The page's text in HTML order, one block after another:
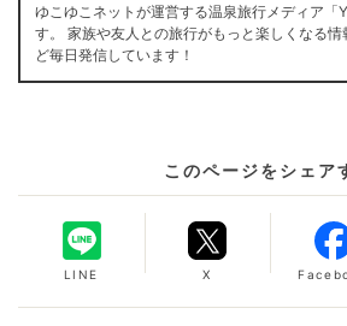
ゆこゆこネットが運営する温泉旅行メディア「
す。 家族や友人との旅行がもっと楽しくなる
ど毎日発信しています！
このページをシェア
LINE X